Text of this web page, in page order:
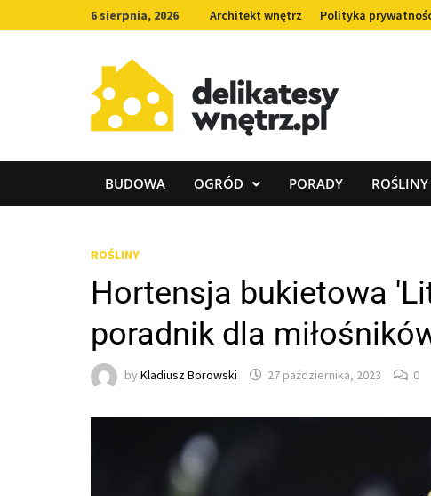
to
6 sierpnia, 2026 Architekt wnętrz Polityka
BUDOWA OGRÓD PORADY ROŚLINY
ROŚLINY
Hortensja bukietowa
poradnik dla
by Kladiusz Borowski 27 października, 2023 0